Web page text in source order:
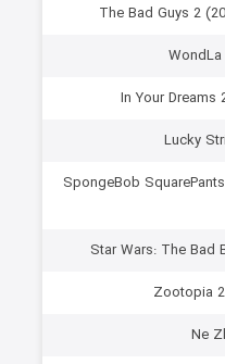
دانلود فصل پانزدهم باب اسفنجی SpongeBob SquarePants